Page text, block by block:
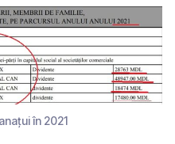
în 2021